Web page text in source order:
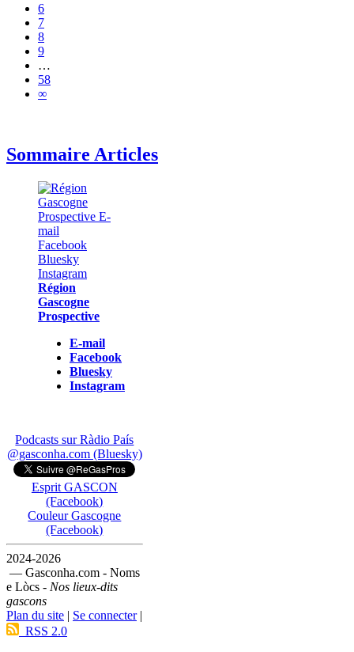
6
7
8
9
…
58
∞
Sommaire Articles
Région
Gascogne
Prospective
E-mail
Facebook
Bluesky
Instagram
Podcasts sur Ràdio País
@gasconha.com (Bluesky)
Esprit GASCON
(Facebook)
Couleur Gascogne
(Facebook)
2024-2026
— Gasconha.com - Noms
e Lòcs - Nos lieux-dits
gascons
Plan du site | Se connecter|
RSS 2.0